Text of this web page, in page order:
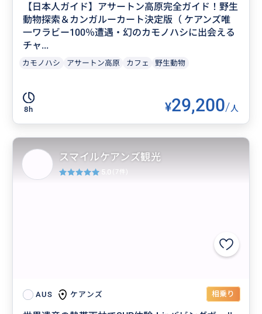
【日本人ガイド】アサートン高原完全ガイド！野生
動物探索＆カンガルーカート決定版（ ケアンズ唯
一ワラビー100％遭遇・幻のカモノハシに出会える
チャ...
カモノハシ アサートン高原 カフェ 野生動物
8h ¥29,200/人
AUS ケアンズ 相乗り
スマイルケアンズ観光
5.0 (7件)